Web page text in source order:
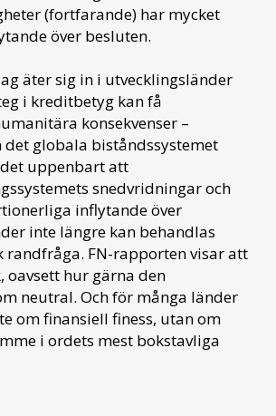
(fortfarande) har mycket
över besluten.
äter sig in i utvecklingsländer
i kreditbetyg kan få
konsekvenser –
globala biståndssystemet
uppenbart att
snedvridningar och
inflytande över
inte längre kan behandlas
randfråga. FN-rapporten visar att
oavsett hur gärna den
neutral. Och för många länder
om finansiell finess, utan om
i ordets mest bokstavliga